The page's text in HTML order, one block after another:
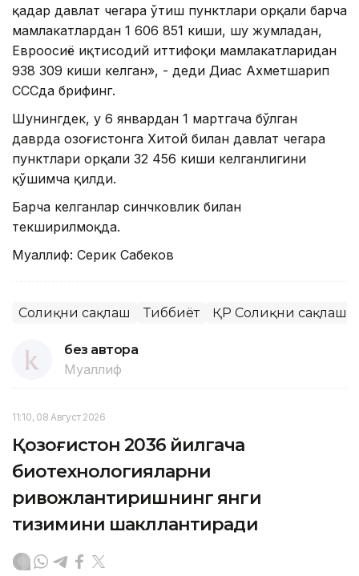
қадар давлат чегара ўтиш пунктлари орқали барча
мамлакатлардан 1 606 851 киши, шу жумладан,
Евроосиё иқтисодий иттифоқи мамлакатларидан
938 309 киши келган», - деди Диас Ахметшарип
CCСда брифинг.
Шунингдек, у 6 январдан 1 мартгача бўлган
даврда Қозоғистонга Хитой билан давлат чегара
пунктлари орқали 32 456 киши келганлигини
қўшимча қилди.
Барча келганлар синчковлик билан
текширилмоқда.
Муаллиф: Серик Сабеков
Соғлиқни сақлаш Тиббиёт ҚР Соғлиқни сақлаш
без автора
Муаллиф
11:10, 08 Август 2026
Қозоғистон 2036 йилгача
биотехнологияларни
ривожлантиришнинг янги
тизимини шакллантиради